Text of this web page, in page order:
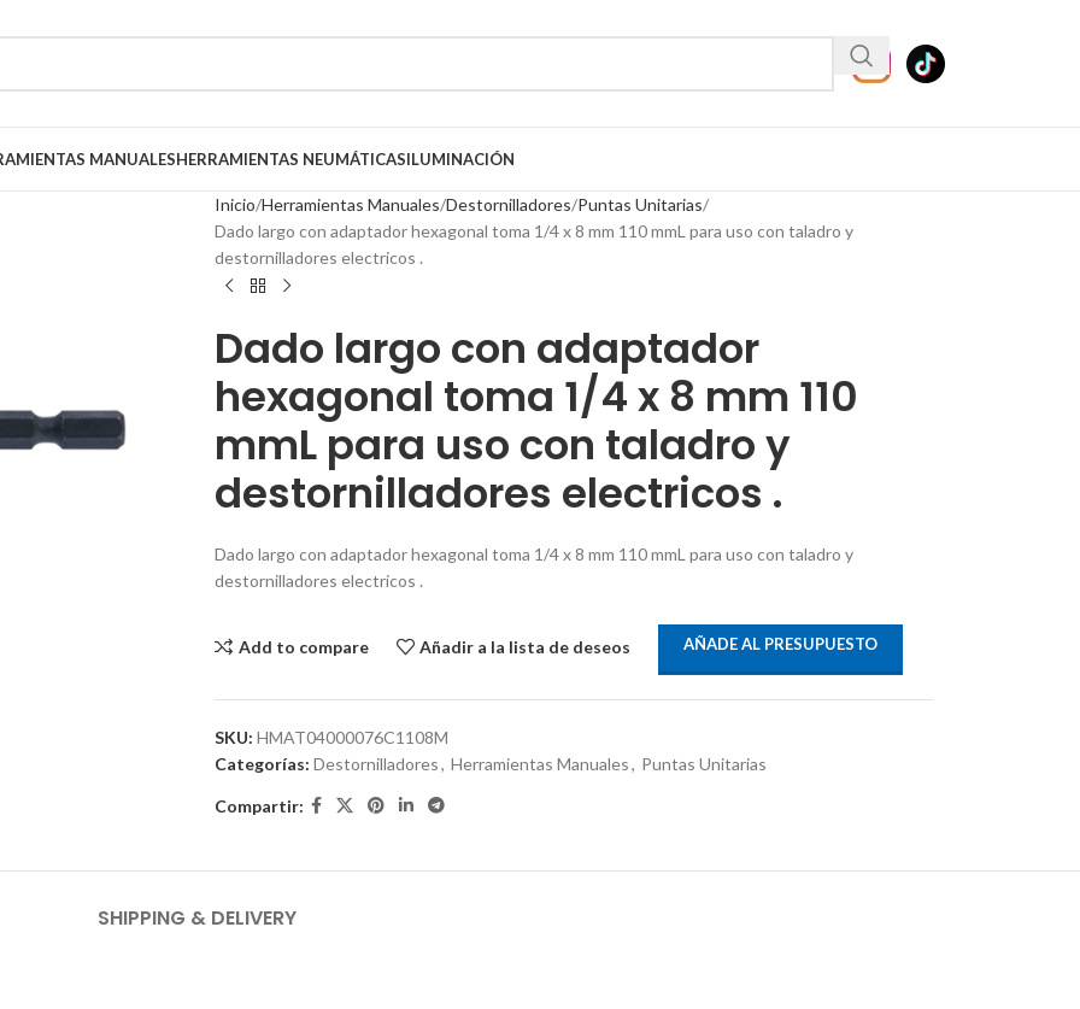
MANUALESHERRAMIENTAS NEUMÁTICASILUMINACIÓN
Inicio Herramientas Manuales Destornilladores Puntas Unitarias
Dado largo con adaptador hexagonal toma 1/4 x 8 mm 110 mmL para uso con taladro y
destornilladores electricos .
Dado largo con adaptador
hexagonal toma 1/4 x 8 mm 110
mmL para uso con taladro y
destornilladores electricos .
Dado largo con adaptador hexagonal toma 1/4 x 8 mm 110 mmL para uso con taladro y
destornilladores electricos .
Add to compare Añadir a la lista de deseos AÑADE AL PRESUPUESTO
SKU: HMAT04000076C1108M
Categorías: Destornilladores, Herramientas Manuales, Puntas Unitarias
Compartir:
SHIPPING & DELIVERY